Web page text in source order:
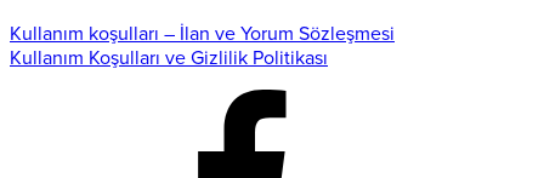
Kullanım koşulları – İlan ve Yorum Sözleşmesi
Kullanım Koşulları ve Gizlilik Politikası